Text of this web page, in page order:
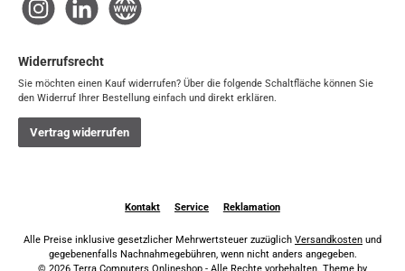
Instagram LinkedIn Website
Widerrufsrecht
Sie möchten einen Kauf widerrufen? Über die folgende Schaltfläche können Sie
den Widerruf Ihrer Bestellung einfach und direkt erklären.
Vertrag widerrufen
Kontakt Service Reklamation
Alle Preise inklusive gesetzlicher Mehrwertsteuer zuzüglich Versandkosten und
gegebenenfalls Nachnahmegebühren, wenn nicht anders angegeben.